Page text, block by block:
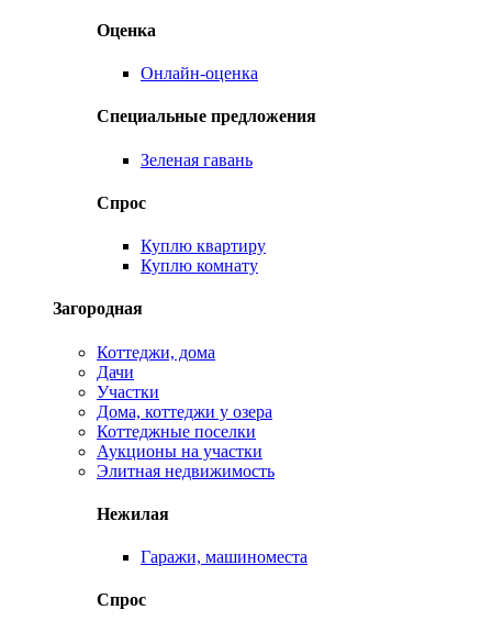
Оценка
Онлайн-оценка
Специальные предложения
Зеленая гавань
Спрос
Куплю квартиру
Куплю комнату
Загородная
Коттеджи, дома
Дачи
Участки
Дома, коттеджи у озера
Коттеджные поселки
Аукционы на участки
Элитная недвижимость
Нежилая
Гаражи, машиноместа
Спрос